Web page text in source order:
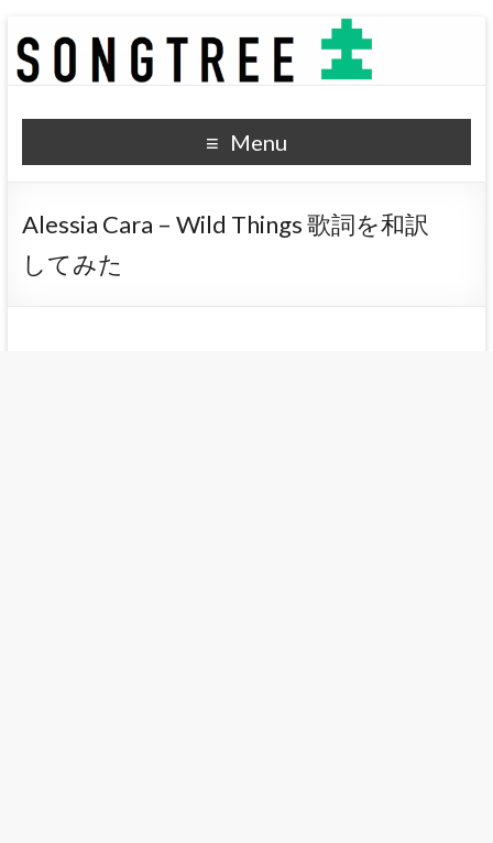
SONGTREE
洋楽歌詞の和訳なら
Menu
Alessia Cara – Wild Things 歌詞を和訳
してみた